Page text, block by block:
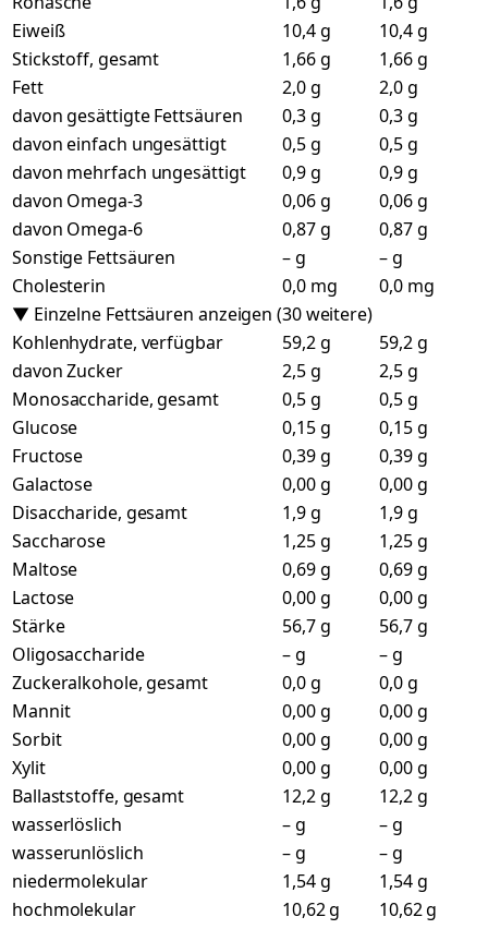
Eiweiß
10,4 g
10,4 g
Stickstoff, gesamt
1,66 g
1,66 g
Fett
2,0 g
2,0 g
davon gesättigte Fettsäuren
0,3 g
0,3 g
davon einfach ungesättigt
0,5 g
0,5 g
davon mehrfach ungesättigt
0,9 g
0,9 g
davon Omega-3
0,06 g
0,06 g
davon Omega-6
0,87 g
0,87 g
Sonstige Fettsäuren
– g
– g
Cholesterin
0,0 mg
0,0 mg
▼ Einzelne Fettsäuren anzeigen (30 weitere)
Kohlenhydrate, verfügbar
59,2 g
59,2 g
davon Zucker
2,5 g
2,5 g
Monosaccharide, gesamt
0,5 g
0,5 g
Glucose
0,15 g
0,15 g
Fructose
0,39 g
0,39 g
Galactose
0,00 g
0,00 g
Disaccharide, gesamt
1,9 g
1,9 g
Saccharose
1,25 g
1,25 g
Maltose
0,69 g
0,69 g
Lactose
0,00 g
0,00 g
Stärke
56,7 g
56,7 g
Oligosaccharide
– g
– g
Zuckeralkohole, gesamt
0,0 g
0,0 g
Mannit
0,00 g
0,00 g
Sorbit
0,00 g
0,00 g
Xylit
0,00 g
0,00 g
Ballaststoffe, gesamt
12,2 g
12,2 g
wasserlöslich
– g
– g
wasserunlöslich
– g
– g
niedermolekular
1,54 g
1,54 g
hochmolekular
10,62 g
10,62 g